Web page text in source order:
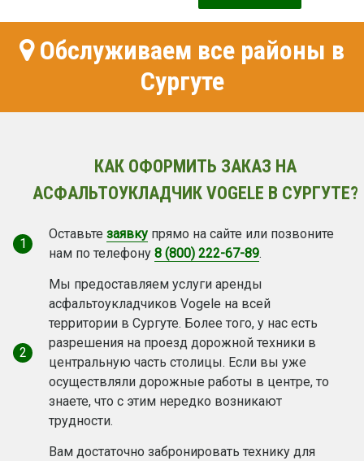
Обслуживаем все районы в
Сургуте
КАК ОФОРМИТЬ ЗАКАЗ НА
АСФАЛЬТОУКЛАДЧИК VOGELE В СУРГУТЕ?
1
Оставьте заявку прямо на сайте или позвоните
нам по телефону 8 (800) 222-67-89.
2
Мы предоставляем услуги аренды
асфальтоукладчиков Vogele на всей
территории в Сургуте. Более того, у нас есть
разрешения на проезд дорожной техники в
центральную часть столицы. Если вы уже
осуществляли дорожные работы в центре, то
знаете, что с этим нередко возникают
трудности.
Вам достаточно забронировать технику для